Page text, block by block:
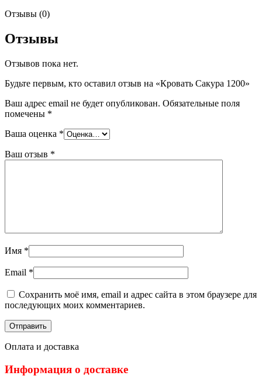
Отзывы (0)
Отзывы
Отзывов пока нет.
Будьте первым, кто оставил отзыв на «Кровать Сакура 1200»
Ваш адрес email не будет опубликован. Обязательные поля
помечены *
Ваша оценка *
Ваш отзыв *
Имя *
Email *
Сохранить моё имя, email и адрес сайта в этом браузере для
последующих моих комментариев.
Оплата и доставка
Информация о доставке